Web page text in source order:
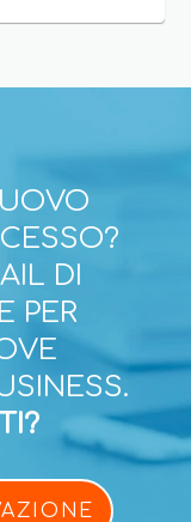
DI
PER